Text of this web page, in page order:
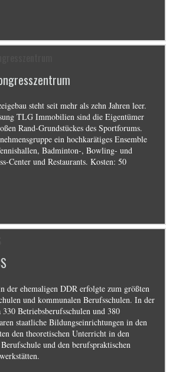
steht seit mehr als zehn Jahren leer.
TLG Immobilien sind die Eigentümer
Rand-Grundstückes des Sportforums.
ein hochkarätiges Ensemble
Badminton-, Bowling- und
Center und Restaurants. Kosten: 50
der ehemaligen DDR erfolgte zum größten
und kommunalen Berufsschulen. In der
Betriebsberufsschulen und 380
staatliche Bildungseinrichtungen in den
den theoretischen Unterricht in den
und den berufspraktischen